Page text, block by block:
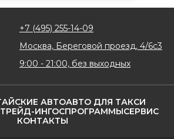
АВТОАВТО ДЛЯ ТАКСИ
ТРЕЙД-ИНГОСПРОГРАММЫСЕРВИС
КОНТАКТЫ
+7 (495) 255-14-09
Москва, Береговой проезд, 4/6с3
9:00 - 21:00, без выходных